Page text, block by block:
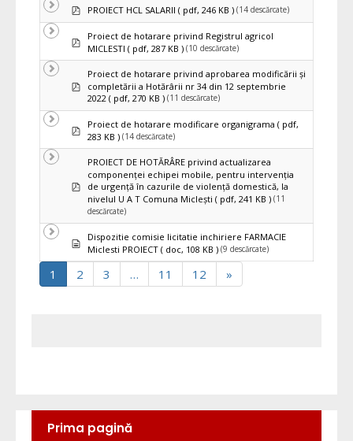
pdfPROIECT HCL SALARII ( pdf, 246 KB ) (14 descărcate)
pdfProiect de hotarare privind Registrul agricol
MICLESTI ( pdf, 287 KB ) (10 descărcate)
pdf
Proiect de hotarare privind aprobarea modificării și
completării a Hotărârii nr 34 din 12 septembrie
2022 ( pdf, 270 KB ) (11 descărcate)
pdfProiect de hotarare modificare organigrama ( pdf,
283 KB ) (14 descărcate)
pdf
PROIECT DE HOTĂRÂRE privind actualizarea
componenței echipei mobile, pentru intervenția
de urgență în cazurile de violență domestică, la
nivelul U A T Comuna Miclești ( pdf, 241 KB ) (11
descărcate)
Document
Dispozitie comisie licitatie inchiriere FARMACIE
Miclesti PROIECT ( doc, 108 KB ) (9 descărcate)
1 2 3 … 11 12 »
Prima pagină